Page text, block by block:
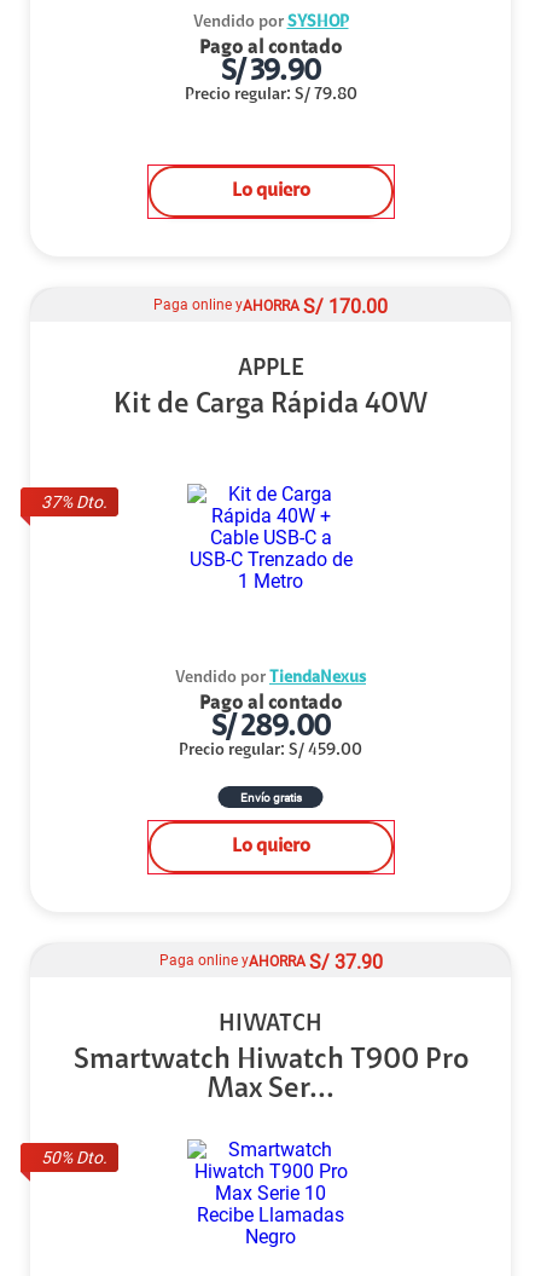
Vendido por SYSHOP
Pago al contado
S/39.90
Precio regular: S/ 79.80
Lo quiero
37% Dto.
Paga online yAHORRA S/ 170.00
APPLE
Kit de Carga Rápida 40W
Vendido por TiendaNexus
Pago al contado
S/289.00
Precio regular: S/ 459.00
Envío gratis
Lo quiero
50% Dto.
Paga online yAHORRA S/ 37.90
HIWATCH
Smartwatch Hiwatch T900 Pro
Max Ser...